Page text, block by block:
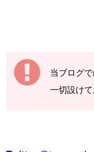
当ブログ
一切設けて